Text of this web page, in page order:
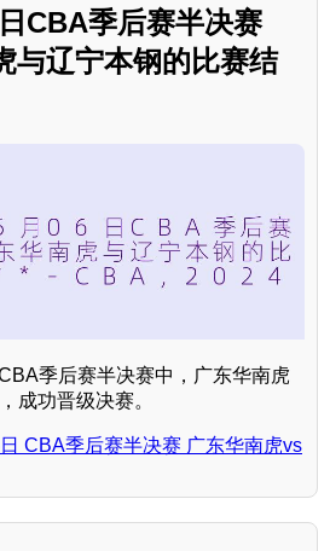
CBA季后赛半决赛
与辽宁本钢的比赛结
季后赛半决赛中，广东华南虎
成功晋级决赛。
CBA季后赛半决赛 广东华南虎vs